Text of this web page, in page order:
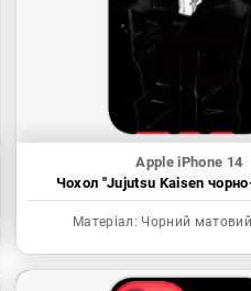
Apple iPhone 14
Чохол "Jujutsu Kaisen
Матеріал: Чорний матовий